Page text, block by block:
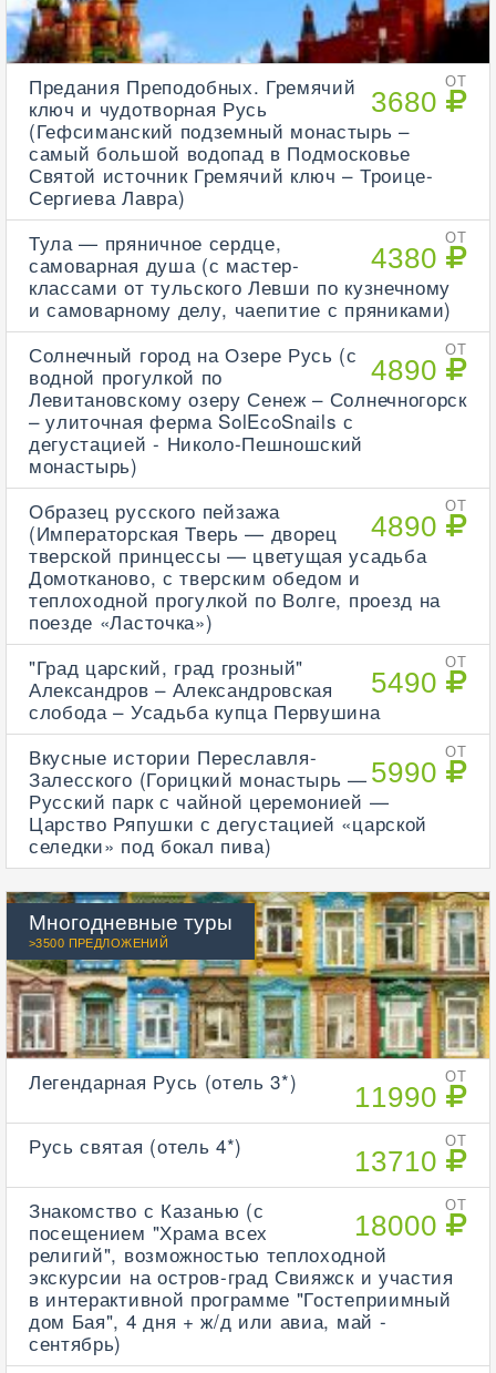
ОТ
3680
Предания Преподобных. Гремячий
ключ и чудотворная Русь
(Гефсиманский подземный монастырь –
самый большой водопад в Подмосковье
Святой источник Гремячий ключ – Троице-
Сергиева Лавра)
ОТ
4380
Тула — пряничное сердце,
самоварная душа (с мастер-
классами от тульского Левши по кузнечному
и самоварному делу, чаепитие с пряниками)
ОТ
4890
Солнечный город на Озере Русь (с
водной прогулкой по
Левитановскому озеру Сенеж – Солнечногорск
– улиточная ферма SolEcoSnails с
дегустацией - Николо-Пешношский
монастырь)
ОТ
4890
Образец русского пейзажа
(Императорская Тверь — дворец
тверской принцессы — цветущая усадьба
Домотканово, с тверским обедом и
теплоходной прогулкой по Волге, проезд на
поезде «Ласточка»)
ОТ
5490
"Град царский, град грозный"
Александров – Александровская
слобода – Усадьба купца Первушина
ОТ
5990
Вкусные истории Переславля-
Залесского (Горицкий монастырь —
Русский парк с чайной церемонией —
Царство Ряпушки с дегустацией «царской
селедки» под бокал пива)
Многодневные туры
>3500 ПРЕДЛОЖЕНИЙ
ОТ
11990
Легендарная Русь (отель 3*)
ОТ
13710
Русь святая (отель 4*)
ОТ
18000
Знакомство с Казанью (с
посещением "Храма всех
религий", возможностью теплоходной
экскурсии на остров-град Свияжск и участия
в интерактивной программе "Гостеприимный
дом Бая", 4 дня + ж/д или авиа, май -
сентябрь)